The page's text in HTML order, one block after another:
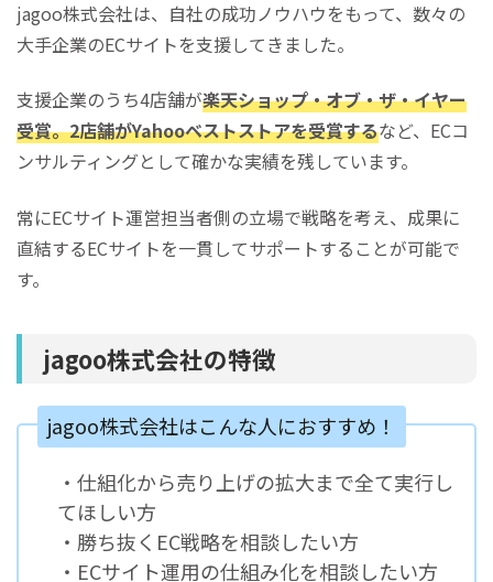
jagoo株式会社は、自社の成功ノウハウをもって、数々の
大手企業のECサイトを支援してきました。
支援企業のうち4店舗が楽天ショップ・オブ・ザ・イヤー
受賞。2店舗がYahooベストストアを受賞するなど、ECコ
ンサルティングとして確かな実績を残しています。
常にECサイト運営担当者側の立場で戦略を考え、成果に
直結するECサイトを一貫してサポートすることが可能で
す。
jagoo株式会社の特徴
jagoo株式会社はこんな人におすすめ！
・仕組化から売り上げの拡大まで全て実行し
てほしい方
・勝ち抜くEC戦略を相談したい方
・ECサイト運用の仕組み化を相談したい方